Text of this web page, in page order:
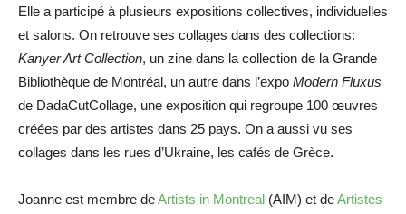
Elle a participé à plusieurs expositions collectives, individuelles
et salons. On retrouve ses collages dans des collections:
Kanyer Art Collection, un zine dans la collection de la Grande
Bibliothèque de Montréal, un autre dans l’expo Modern Fluxus
de DadaCutCollage, une exposition qui regroupe 100 œuvres
créées par des artistes dans 25 pays. On a aussi vu ses
collages dans les rues d’Ukraine, les cafés de Grèce.
Joanne est membre deArtists in Montreal (AIM) et deArtistes